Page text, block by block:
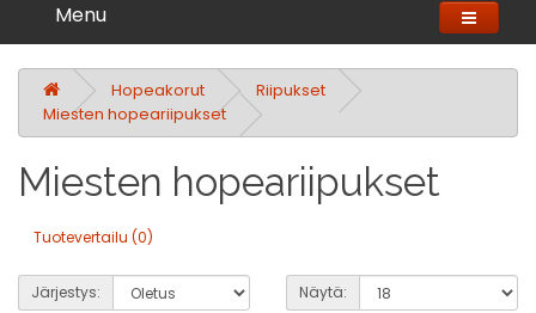
Menu
Hopeakorut
Riipukset
Miesten hopeariipukset
Miesten hopeariipukset
Tuotevertailu (0)
Järjestys: Näytä: